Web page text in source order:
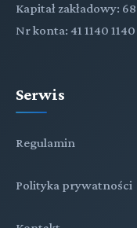
Kapitał zakładowy:
Nr konta: 41 1140
Serwis
Regulamin
Polityka prywatności